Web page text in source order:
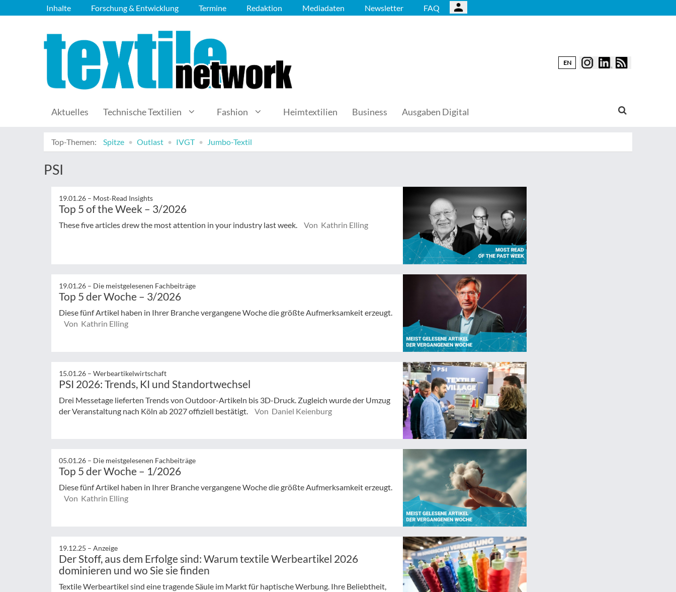
Inhalte Forschung & Entwicklung Termine Redaktion Mediadaten Newsletter FAQ
EN
Aktuelles Technische Textilien Fashion Heimtextilien Business Ausgaben Digital
Top-Themen: Spitze Outlast IVGT Jumbo-Textil
PSI
19.01.26 – Most‑Read Insights
Top 5 of the Week – 3/2026
These five articles drew the most attention in your industry last week. Von Kathrin Elling
19.01.26 – Die meistgelesenen Fachbeiträge
Top 5 der Woche – 3/2026
Diese fünf Artikel haben in Ihrer Branche vergangene Woche die größte Aufmerksamkeit erzeugt.
Von Kathrin Elling
15.01.26 – Werbeartikelwirtschaft
PSI 2026: Trends, KI und Standortwechsel
Drei Messetage lieferten Trends von Outdoor-Artikeln bis 3D-Druck. Zugleich wurde der Umzug
der Veranstaltung nach Köln ab 2027 offiziell bestätigt.
Von Daniel Keienburg
05.01.26 – Die meistgelesenen Fachbeiträge
Top 5 der Woche – 1/2026
Diese fünf Artikel haben in Ihrer Branche vergangene Woche die größte Aufmerksamkeit erzeugt.
Von Kathrin Elling
19.12.25 – Anzeige
Der Stoff, aus dem Erfolge sind: Warum textile Werbeartikel 2026
dominieren und wo Sie sie finden
Textile Werbeartikel sind eine tragende Säule im Markt für haptische Werbung. Ihre Beliebtheit,